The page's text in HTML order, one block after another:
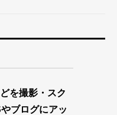
を撮影・スク
ブログにアッ